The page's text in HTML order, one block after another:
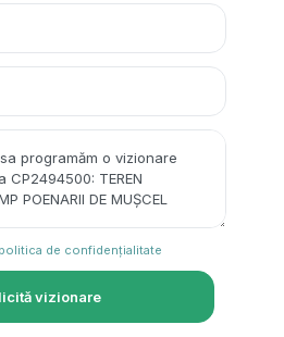
politica de confidențialitate
vizionare